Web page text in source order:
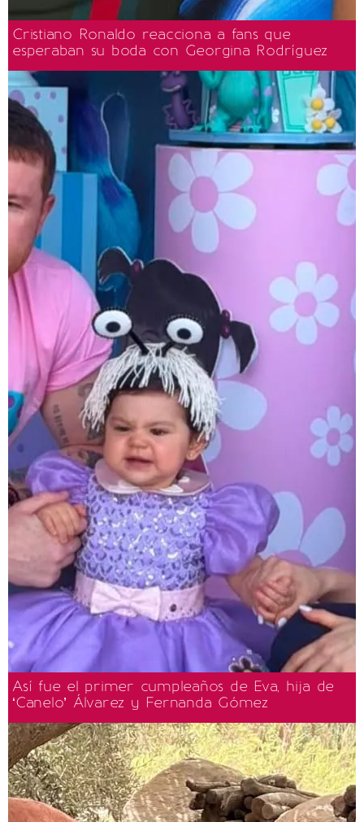
Cristiano Ronaldo reacciona a fans que
esperaban su boda con Georgina Rodríguez
Así fue el primer cumpleaños de Eva, hija de
‘Canelo’ Álvarez y Fernanda Gómez